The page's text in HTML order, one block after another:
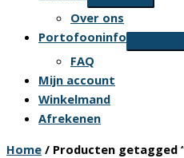
Over ons
Portofooninfo
FAQ
Mijn account
Winkelmand
Afrekenen
Home / Producten getagged